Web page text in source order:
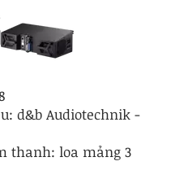
d&b Audiotechnik -
thanh: loa mảng 3